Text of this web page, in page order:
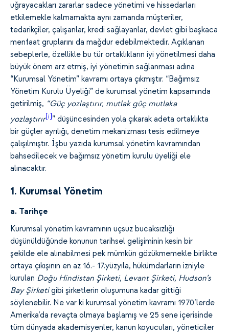
uğrayacakları zararlar sadece yönetimi ve hissedarları
etkilemekle kalmamakta aynı zamanda müşteriler,
tedarikçiler, çalışanlar, kredi sağlayanlar, devlet gibi başkaca
menfaat gruplarını da mağdur edebilmektedir. Açıklanan
sebeplerle, özellikle bu tür ortaklıkların iyi yönetilmesi daha
büyük önem arz etmiş, iyi yönetimin sağlanması adına
“Kurumsal Yönetim” kavramı ortaya çıkmıştır. “Bağımsız
Yönetim Kurulu Üyeliği” de kurumsal yönetim kapsamında
getirilmiş, “Güç yozlaştırır, mutlak güç mutlaka
yozlaştırır[i] ” düşüncesinden yola çıkarak adeta ortaklıkta
bir güçler ayrılığı, denetim mekanizması tesis edilmeye
çalışılmıştır. İşbu yazıda kurumsal yönetim kavramından
bahsedilecek ve bağımsız yönetim kurulu üyeliği ele
alınacaktır.
1. Kurumsal Yönetim
a. Tarihçe
Kurumsal yönetim kavramının uçsuz bucaksızlığı
düşünüldüğünde konunun tarihsel gelişiminin kesin bir
şekilde ele alınabilmesi pek mümkün gözükmemekle birlikte
ortaya çıkışının en az 16.- 17.yüzyıla, hükümdarların izniyle
kurulan Doğu Hindistan Şirketi, Levant Şirketi, Hudson’s
Bay Şirketigibi şirketlerin oluşumuna kadar gittiği
söylenebilir. Ne var ki kurumsal yönetim kavramı 1970’lerde
Amerika’da revaçta olmaya başlamış ve 25 sene içerisinde
tüm dünyada akademisyenler, kanun koyucuları, yöneticiler